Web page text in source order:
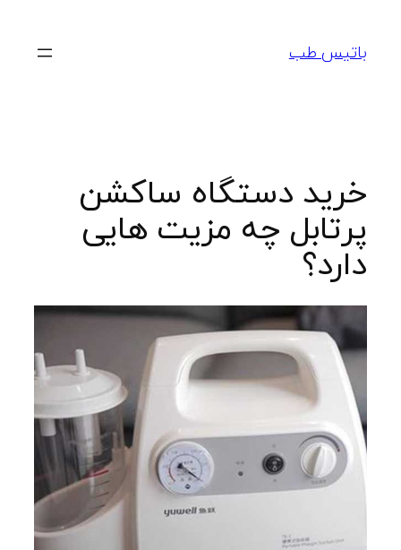
محتواباتیس طب
خرید دستگاه ساکشن
پرتابل چه مزیت هایی
دارد؟